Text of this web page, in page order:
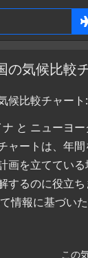
の気候比較
比較チャー
と ニューヨ
ャートは、年
画を立ててい
るのに役立
情報に基づい
この